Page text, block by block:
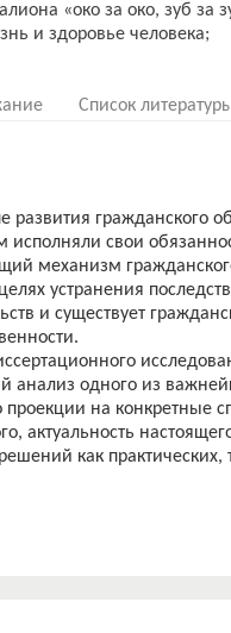
«око за око, зуб за
и здоровье человека;
Список